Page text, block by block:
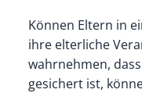
Können Eltern in
ihre elterliche
wahrnehmen,
gesichert ist,